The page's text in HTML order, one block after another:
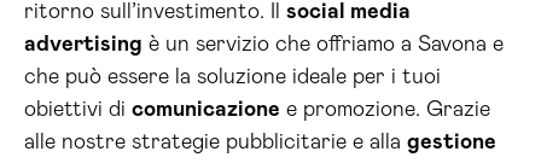
ritorno sull’investimento. Il social media
advertising è un servizio che offriamo a Savona e
che può essere la soluzione ideale per i tuoi
obiettivi di comunicazione e promozione. Grazie
alle nostre strategie pubblicitarie e alla gestione